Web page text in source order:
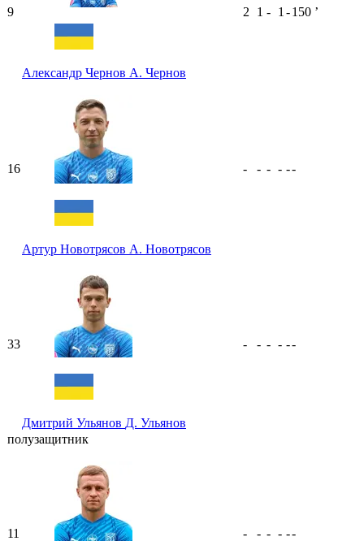
9
Александр Чернов А. Чернов
2 1 - 1 -150 ʼ
16
Артур Новотрясов А. Новотрясов
- - - - --
33
Дмитрий Ульянов Д. Ульянов
- - - - --
полузащитник
11 - - - - --